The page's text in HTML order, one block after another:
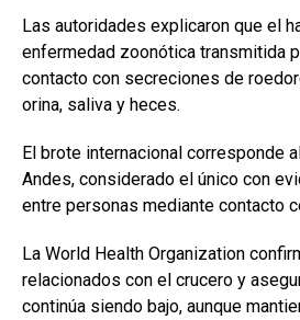
Las autoridades explicaron que el
enfermedad zoonótica transmitida
contacto con secreciones de
orina, saliva y heces.
El brote internacional corresponde
Andes, considerado el único con
entre personas mediante contacto
La World Health Organization
relacionados con el crucero y
continúa siendo bajo, aunque